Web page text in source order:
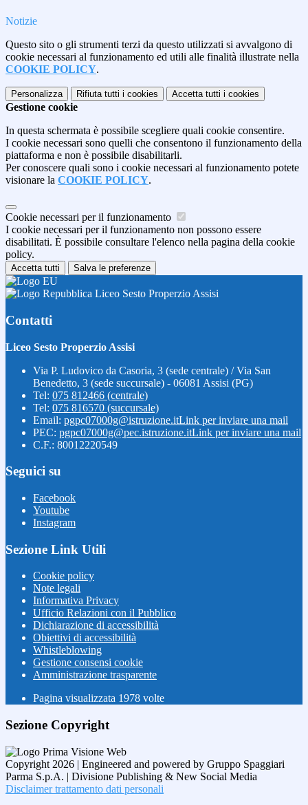
Notizie
Questo sito o gli strumenti terzi da questo utilizzati si avvalgono di
cookie necessari al funzionamento ed utili alle finalità illustrate nella
COOKIE POLICY.
Personalizza Rifiuta tutti i cookies Accetta tutti i cookies
Gestione cookie
In questa schermata è possibile scegliere quali cookie consentire.
I cookie necessari sono quelli che consentono il funzionamento della
piattaforma e non è possibile disabilitarli.
Per conoscere quali sono i cookie necessari al funzionamento potete
visionare la COOKIE POLICY.
Cookie necessari per il funzionamento
I cookie necessari per il funzionamento non possono essere
disabilitati. È possibile consultare l'elenco nella pagina della cookie
policy.
Accetta tutti Salva le preferenze
Liceo Sesto Properzio Assisi
Contatti
Liceo Sesto Properzio Assisi
Via P. Ludovico da Casoria, 3 (sede centrale) / Via San
Benedetto, 3 (sede succursale) - 06081 Assisi (PG)
Tel: 075 812466 (centrale)
Tel: 075 816570 (succursale)
Email: pgpc07000g@istruzione.itLink per inviare una mail
PEC: pgpc07000g@pec.istruzione.itLink per inviare una mail
C.F.: 80012220549
Seguici su
Facebook
Youtube
Instagram
Sezione Link Utili
Cookie policy
Note legali
Informativa Privacy
Ufficio Relazioni con il Pubblico
Dichiarazione di accessibilità
Obiettivi di accessibilità
Whistleblowing
Gestione consensi cookie
Amministrazione trasparente
Pagina visualizzata 1978 volte
Sezione Copyright
Copyright 2026 | Engineered and powered by Gruppo Spaggiari
Parma S.p.A. | Divisione Publishing & New Social Media
Disclaimer trattamento dati personali